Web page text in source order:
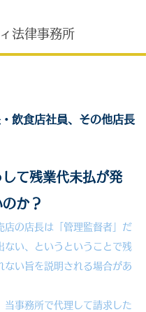
法律事務所
飲食店社員、その他店長
して残業代未払が発
か？
店の店長は「管理監督者」だ
ない、というということで残
ない旨を説明される場合があ
当事務所で代理して請求した